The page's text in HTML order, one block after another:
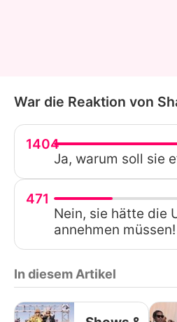
War die Reaktion von
1404
Ja, warum soll sie
471
Nein, sie hätte die
annehmen müssen!
In diesem Artikel